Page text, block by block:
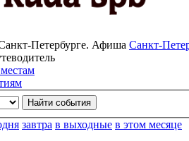
Петербурге. Афиша Санкт-
завтра в выходные в этом месяце